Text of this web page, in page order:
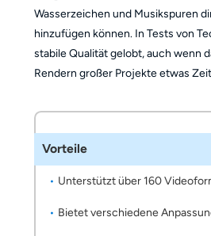
Wasserzeichen und Musikspuren
hinzufügen können. In Tests von
stabile Qualität gelobt, auch wenn
Rendern großer Projekte etwas
Vorteile
Unterstützt über 160
Bietet verschiedene